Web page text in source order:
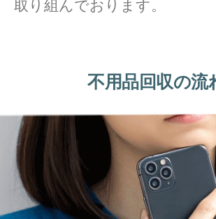
取り組んでおります。
不用品回収の流